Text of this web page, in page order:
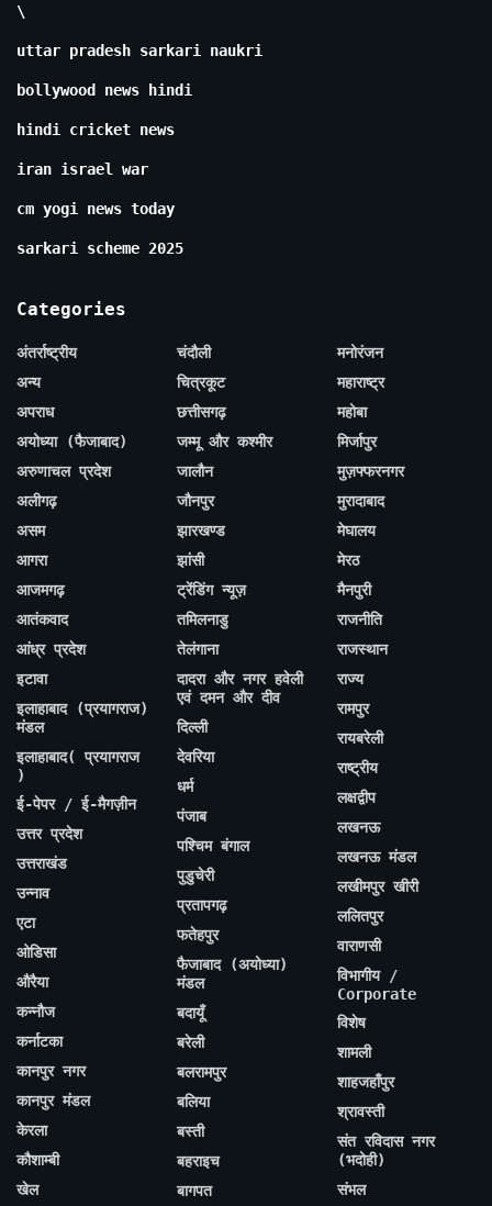
\
uttar pradesh sarkari naukri
bollywood news hindi
hindi cricket news
iran israel war
cm yogi news today
sarkari scheme 2025
Categories
अंतर्राष्ट्रीय
अन्य
अपराध
अयोध्या (फैजाबाद)
अरुणाचल प्रदेश
अलीगढ़
असम
आगरा
आजमगढ़
आतंकवाद
आंध्र प्रदेश
इटावा
इलाहाबाद (प्रयागराज)
मंडल
इलाहाबाद( प्रयागराज
)
ई-पेपर / ई-मैगज़ीन
उत्तर प्रदेश
उत्तराखंड
उन्नाव
एटा
ओडिसा
औरैया
कन्नौज
कर्नाटका
कानपुर नगर
कानपुर मंडल
केरला
कौशाम्बी
खेल
चंदौली
चित्रकूट
छत्तीसगढ़
जम्मू और कश्मीर
जालौन
जौनपुर
झारखण्ड
झांसी
ट्रेंडिंग न्यूज़
तमिलनाडु
तेलंगाना
दादरा और नगर हवेली
एवं दमन और दीव
दिल्ली
देवरिया
धर्म
पंजाब
पश्चिम बंगाल
पुडुचेरी
प्रतापगढ़
फतेहपुर
फैजाबाद (अयोध्या)
मंडल
बदायूँ
बरेली
बलरामपुर
बलिया
बस्ती
बहराइच
बागपत
मनोरंजन
महाराष्ट्र
महोबा
मिर्जापुर
मुज़फ्फरनगर
मुरादाबाद
मेघालय
मेरठ
मैनपुरी
राजनीति
राजस्थान
राज्य
रामपुर
रायबरेली
राष्ट्रीय
लक्षद्वीप
लखनऊ
लखनऊ मंडल
लखीमपुर खीरी
ललितपुर
वाराणसी
विभागीय /
Corporate
विशेष
शामली
शाहजहाँपुर
श्रावस्ती
संत रविदास नगर
(भदोही)
संभल